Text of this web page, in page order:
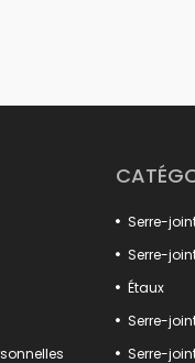
tels que la menuiserie,
et aux structures de
l'efficacité en
à votre système.
offrent des solutions
la puissance de votre
Serre-
Serre-
Étaux
Serre-
Serre-